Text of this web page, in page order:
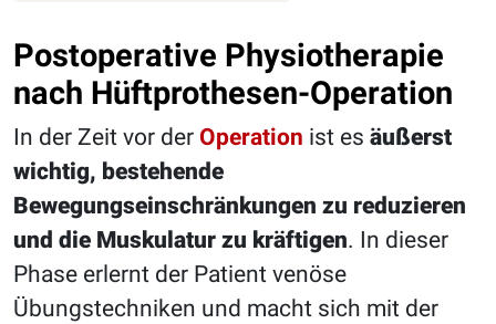
Postoperative Physiotherapie
nach Hüftprothesen-Operation
In der Zeit vor der Operation ist es äußerst
wichtig, bestehende
Bewegungseinschränkungen zu reduzieren
und die Muskulatur zu kräftigen. In dieser
Phase erlernt der Patient venöse
Übungstechniken und macht sich mit der